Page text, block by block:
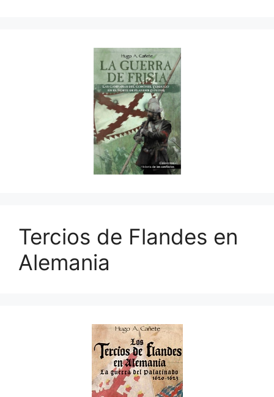
Tercios de Flandes en
Alemania